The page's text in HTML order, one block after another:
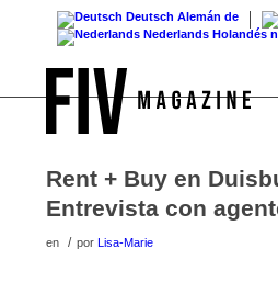
Deutsch Alemán de
Nederlands Holandés
Rent + Buy en
Entrevista con
en / por Lisa-Marie